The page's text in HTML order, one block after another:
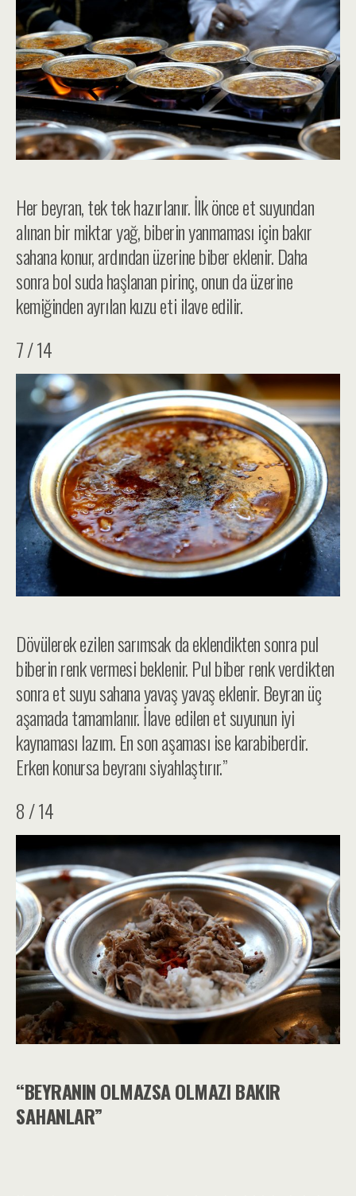
Her beyran, tek tek hazırlanır. İlk önce et suyundan
alınan bir miktar yağ, biberin yanmaması için bakır
sahana konur, ardından üzerine biber eklenir. Daha
sonra bol suda haşlanan pirinç, onun da üzerine
kemiğinden ayrılan kuzu eti ilave edilir.
7 / 14
Dövülerek ezilen sarımsak da eklendikten sonra pul
biberin renk vermesi beklenir. Pul biber renk verdikten
sonra et suyu sahana yavaş yavaş eklenir. Beyran üç
aşamada tamamlanır. İlave edilen et suyunun iyi
kaynaması lazım. En son aşaması ise karabiberdir.
Erken konursa beyranı siyahlaştırır.”
8 / 14
“BEYRANIN OLMAZSA OLMAZI BAKIR
SAHANLAR”